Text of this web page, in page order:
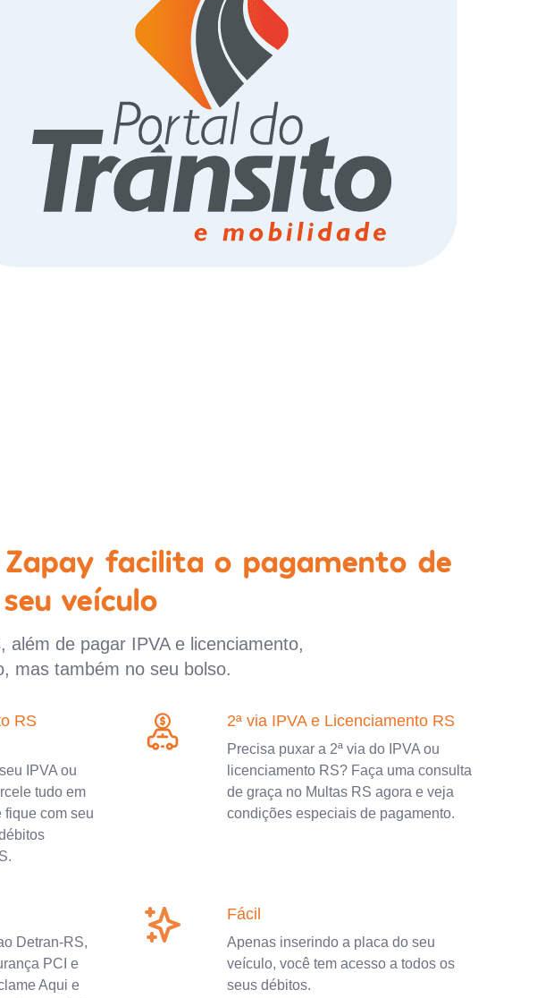
facilita o pagamento de
veículo
de pagar IPVA e licenciamento,
mas também no seu bolso.
RS
IPVA ou
tudo em
fique com seu
2ª via IPVA e Licenciamento RS
Precisa puxar a 2ª via do IPVA ou
licenciamento RS? Faça uma consulta
de graça no Multas RS agora e veja
condições especiais de pagamento.
Detran-RS,
PCI e
Aqui e
Fácil
Apenas inserindo a placa do seu
veículo, você tem acesso a todos os
seus débitos.